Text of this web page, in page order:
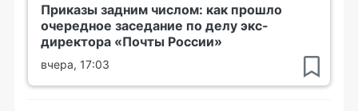
Приказы задним числом: как прошло
очередное заседание по делу экс-
директора «Почты России»
вчера, 17:03